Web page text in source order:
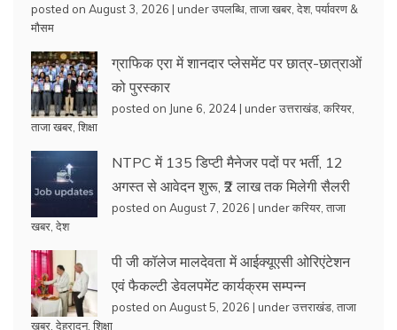
posted on August 3, 2026 | underउपलब्धि ताजा खबर देश, पर्यावरण &
मौसम
ग्राफिक एरा में शानदार प्लेसमेंट पर छात्र-छात्राओं
को पुरस्कार
posted on June 6, 2024 | underउत्तराखंड करियर
ताजा खबर शिक्षा
NTPC में 135 डिप्टी मैनेजर पदों पर भर्ती, 12
अगस्त से आवेदन शुरू, ₹2 लाख तक मिलेगी सैलरी
posted on August 7, 2026 | underकरियर ताजा
खबर देश
पी जी कॉलेज मालदेवता में आईक्यूएसी ओरिएंटेशन
एवं फैकल्टी डेवलपमेंट कार्यक्रम सम्पन्न
posted on August 5, 2026 | underउत्तराखंड ताजा
खबर देहरादून, शिक्षा